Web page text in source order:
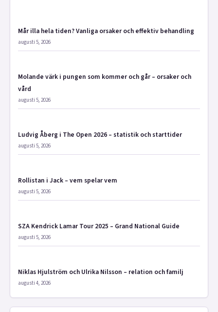
Mår illa hela tiden? Vanliga orsaker och effektiv behandling
augusti 5, 2026
Molande värk i pungen som kommer och går – orsaker och
vård
augusti 5, 2026
Ludvig Åberg i The Open 2026 – statistik och starttider
augusti 5, 2026
Rollistan i Jack – vem spelar vem
augusti 5, 2026
SZA Kendrick Lamar Tour 2025 – Grand National Guide
augusti 5, 2026
Niklas Hjulström och Ulrika Nilsson – relation och familj
augusti 4, 2026